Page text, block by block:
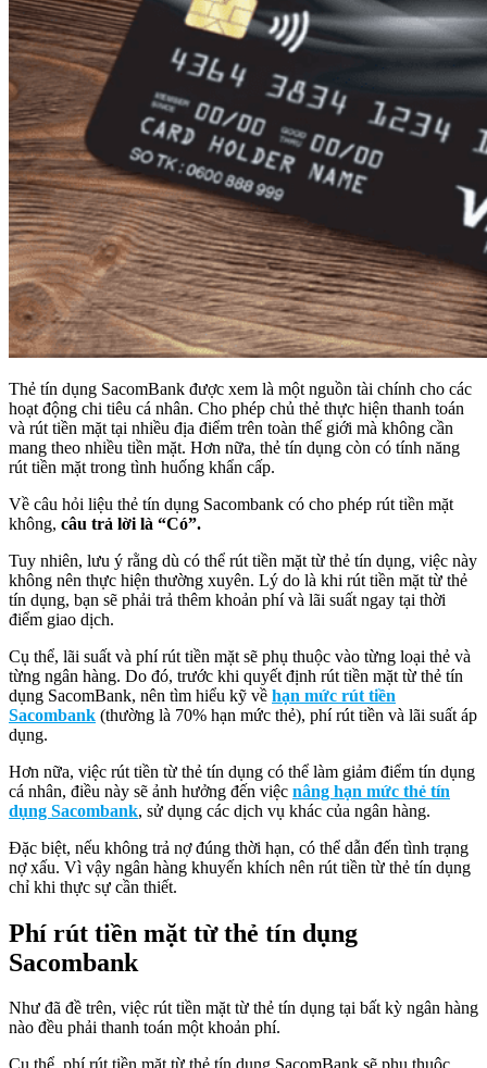
Thẻ tín dụng SacomBank được xem là một nguồn tài chính cho các
hoạt động chi tiêu cá nhân. Cho phép chủ thẻ thực hiện thanh toán
và rút tiền mặt tại nhiều địa điểm trên toàn thế giới mà không cần
mang theo nhiều tiền mặt. Hơn nữa, thẻ tín dụng còn có tính năng
rút tiền mặt trong tình huống khẩn cấp.
Về câu hỏi liệu thẻ tín dụng Sacombank có cho phép rút tiền mặt
không, câu trả lời là “Có”.
Tuy nhiên, lưu ý rằng dù có thể rút tiền mặt từ thẻ tín dụng, việc này
không nên thực hiện thường xuyên. Lý do là khi rút tiền mặt từ thẻ
tín dụng, bạn sẽ phải trả thêm khoản phí và lãi suất ngay tại thời
điểm giao dịch.
Cụ thể, lãi suất và phí rút tiền mặt sẽ phụ thuộc vào từng loại thẻ và
từng ngân hàng. Do đó, trước khi quyết định rút tiền mặt từ thẻ tín
dụng SacomBank, nên tìm hiểu kỹ về hạn mức rút tiền
Sacombank (thường là 70% hạn mức thẻ), phí rút tiền và lãi suất áp
dụng.
Hơn nữa, việc rút tiền từ thẻ tín dụng có thể làm giảm điểm tín dụng
cá nhân, điều này sẽ ảnh hưởng đến việc nâng hạn mức thẻ tín
dụng Sacombank, sử dụng các dịch vụ khác của ngân hàng.
Đặc biệt, nếu không trả nợ đúng thời hạn, có thể dẫn đến tình trạng
nợ xấu. Vì vậy ngân hàng khuyến khích nên rút tiền từ thẻ tín dụng
chỉ khi thực sự cần thiết.
Phí rút tiền mặt từ thẻ tín dụng
Sacombank
Như đã đề trên, việc rút tiền mặt từ thẻ tín dụng tại bất kỳ ngân hàng
nào đều phải thanh toán một khoản phí.